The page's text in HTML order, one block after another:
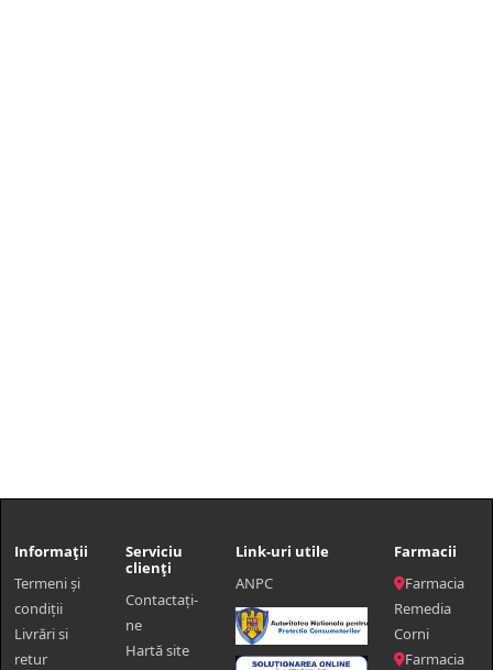
Informații
Termeni și
condiții
Livrări si
retur
Serviciu
clienți
Contactaţi-
ne
Hartă site
Link-uri utile
ANPC
Farmacii
Farmacia
Remedia
Corni
Farmacia